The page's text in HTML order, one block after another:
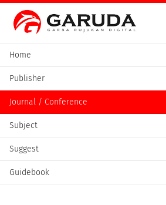
Home
Publisher
Journal / Conference
Subject
Suggest
Guidebook